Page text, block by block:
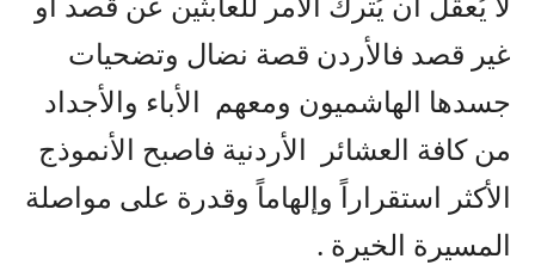
غير قصد فالأردن قصة نضال وتضحيات
جسدها الهاشميون ومعهم الأباء والأجداد
من كافة العشائر الأردنية فاصبح الأنموذج
الأكثر استقراراً وإلهاماً وقدرة على مواصلة
المسيرة الخيرة .